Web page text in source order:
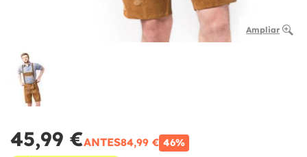
Ampliar
45,99 €ANTES84,99 € 46%